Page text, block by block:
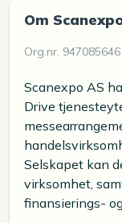
Om
Org.nr. 947085646
Scanexpo AS
Drive
Selskapet kan
virksomhet,
finansierings-